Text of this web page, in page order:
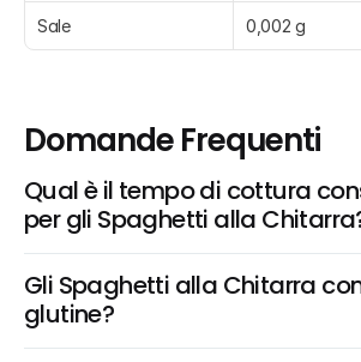
Sale 0,002 g
Domande Frequenti
Qual è il tempo di cottura
per gli Spaghetti alla
Gli Spaghetti alla Chitarra
glutine?